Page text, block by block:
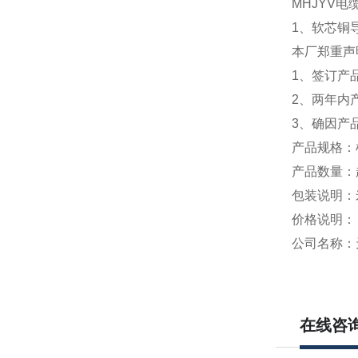
MHJYV电
1 、软芯铜
本厂郑重声
1、签订产
2、两年内
3、确因产
产品规格
产品数量
包装说明
价格说明
公司名称
在线咨